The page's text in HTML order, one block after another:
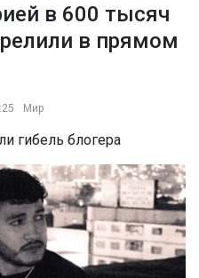
в 600 тысяч
в прямом
Мир
гибель блогера